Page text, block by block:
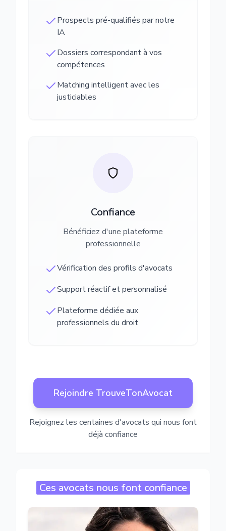
Prospects pré-qualifiés par notre
IA
Dossiers correspondant à vos
compétences
Matching intelligent avec les
justiciables
Confiance
Bénéficiez d'une plateforme
professionnelle
Vérification des profils d'avocats
Support réactif et personnalisé
Plateforme dédiée aux
professionnels du droit
Rejoindre TrouveTonAvocat
Rejoignez les centaines d'avocats qui nous font
déjà confiance
Ces avocats nous font confiance